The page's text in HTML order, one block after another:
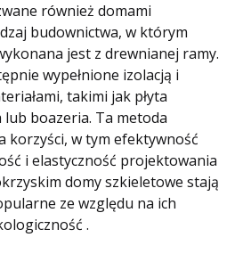
również domami
budownictwa, w którym
jest z drewnianej ramy.
wypełnione izolacją i
takimi jak płyta
boazeria. Ta metoda
korzyści, w tym efektywność
i elastyczność projektowania
domy szkieletowe stają
ze względu na ich
.